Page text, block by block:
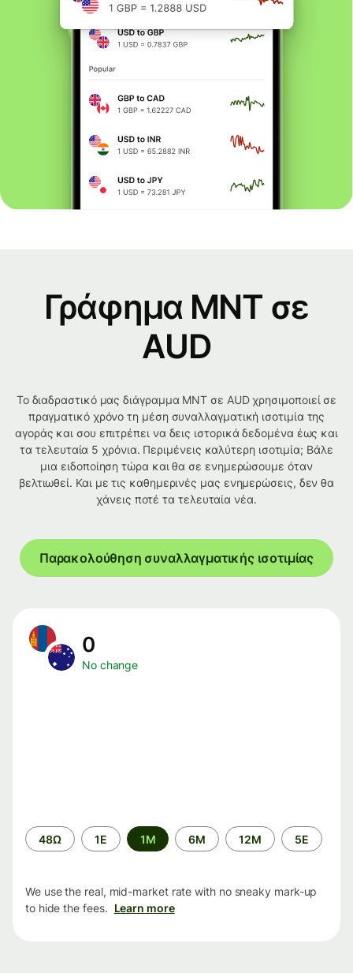
Γράφημα MNT σε
AUD
Το διαδραστικό μας διάγραμμα MNT σε AUD χρησιμοποιεί σε
πραγματικό χρόνο τη μέση συναλλαγματική ισοτιμία της
αγοράς και σου επιτρέπει να δεις ιστορικά δεδομένα έως και
τα τελευταία 5 χρόνια. Περιμένεις καλύτερη ισοτιμία; Βάλε
μια ειδοποίηση τώρα και θα σε ενημερώσουμε όταν
βελτιωθεί. Και με τις καθημερινές μας ενημερώσεις, δεν θα
χάνεις ποτέ τα τελευταία νέα.
Παρακολούθηση συναλλαγματικής ισοτιμίας
0
No change
Time
period
48Ω 1Ε 1M 6M 12M 5Ε
We use the real, mid-market rate with no sneaky mark-up
to hide the fees. Learn more